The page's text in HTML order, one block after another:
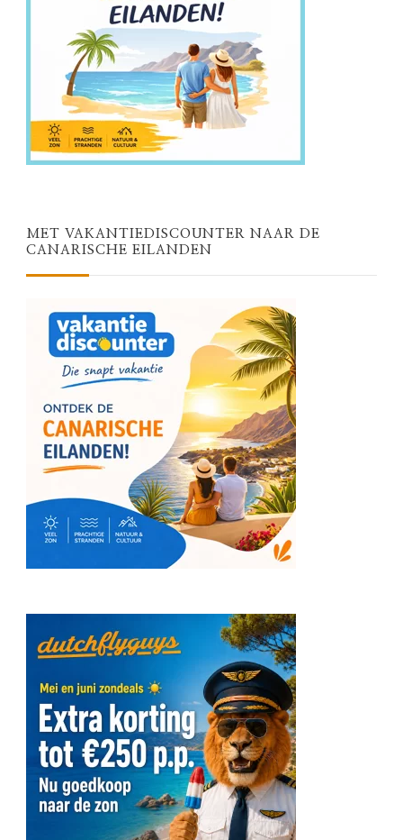
MET VAKANTIEDISCOUNTER NAAR DE
CANARISCHE EILANDEN